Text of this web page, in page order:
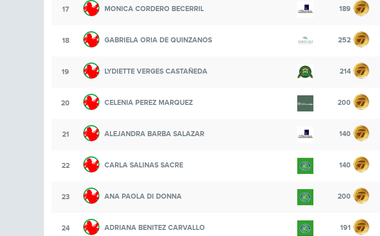
17 MONICA CORDERO BECERRIL 189
18 GABRIELA ORIA DE QUINZANOS 252
19 LYDIETTE VERGES CASTAÑEDA 214
20 CELENIA PEREZ MARQUEZ 200
21 ALEJANDRA BARBA SALAZAR 140
22 CARLA SALINAS SACRE 140
23 ANA PAOLA DI DONNA 200
24 ADRIANA BENITEZ CARVALLO 191